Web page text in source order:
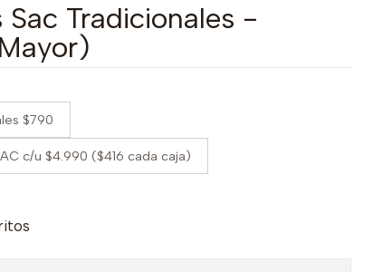
Sac Tradicionales -
$790
c/u $4.990 ($416 cada caja)